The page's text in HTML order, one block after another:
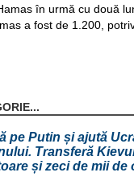
în urmă cu două
a fost de 1.200,
pe Putin și ajută
Transferă
și zeci de mii de